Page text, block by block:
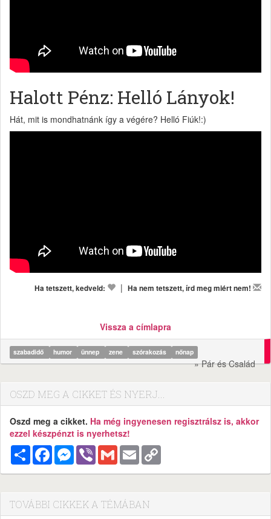
Halott Pénz: Helló Lányok!
Hát, mit is mondhatnánk így a végére? Helló Fiúk!:)
Ha tetszett, kedveld: | Ha nem tetszett, írd meg miért nem!
Vissza a címlapra
szabadidő humor ünnep zene szórakozás nőnap
» Pár és Család
OSZD MEG A CIKKET ÉS NYERJ...
Oszd meg a cikket. Ha még ingyenesen regisztrálsz is, akkor
ezzel készpénzt is nyerhetsz!
MegosztásFacebookMessenger
Viber Gmail Email
TOVÁBBI CIKKEK A TÉMÁBAN